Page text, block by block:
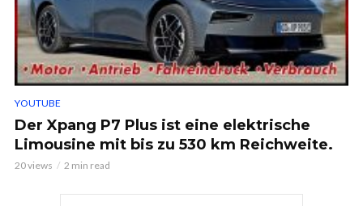
YOUTUBE
Der Xpang P7 Plus ist eine elektrische
Limousine mit bis zu 530 km Reichweite.
20 views 2 min read